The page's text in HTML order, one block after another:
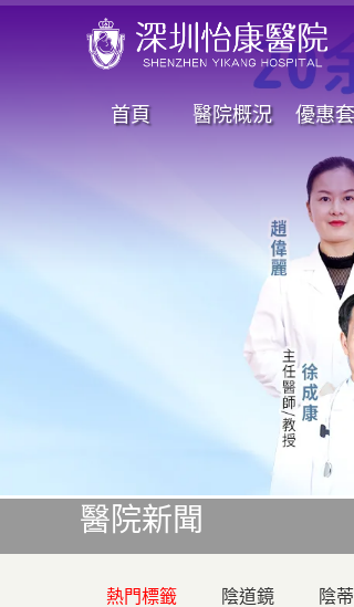
首頁 醫院概況 優惠
醫院新聞
熱門標籤 陰道鏡 陰